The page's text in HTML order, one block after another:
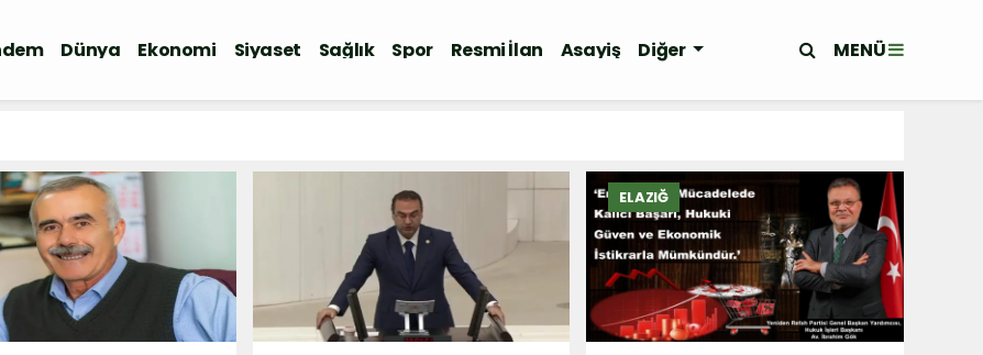
Dünya Ekonomi Siyaset Sağlık Spor Resmi İlan Asayiş Diğer MENÜ
ELAZIĞ